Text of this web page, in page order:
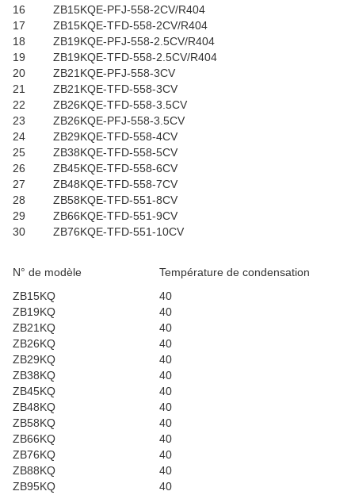
16
ZB15KQE-PFJ-558-2CV/R404
17
ZB15KQE-TFD-558-2CV/R404
18
ZB19KQE-PFJ-558-2.5CV/R404
19
ZB19KQE-TFD-558-2.5CV/R404
20
ZB21KQE-PFJ-558-3CV
21
ZB21KQE-TFD-558-3CV
22
ZB26KQE-TFD-558-3.5CV
23
ZB26KQE-PFJ-558-3.5CV
24
ZB29KQE-TFD-558-4CV
25
ZB38KQE-TFD-558-5CV
26
ZB45KQE-TFD-558-6CV
27
ZB48KQE-TFD-558-7CV
28
ZB58KQE-TFD-551-8CV
29
ZB66KQE-TFD-551-9CV
30
ZB76KQE-TFD-551-10CV
N° de modèle
Température de condensation
ZB15KQ
40
ZB19KQ
40
ZB21KQ
40
ZB26KQ
40
ZB29KQ
40
ZB38KQ
40
ZB45KQ
40
ZB48KQ
40
ZB58KQ
40
ZB66KQ
40
ZB76KQ
40
ZB88KQ
40
ZB95KQ
40